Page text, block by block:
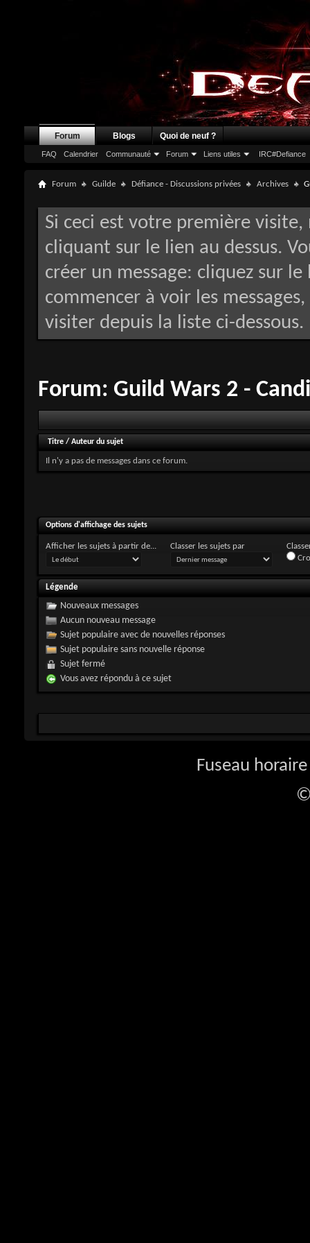
Forum
FAQ Calendrier Communauté Forum Liens utiles IRC#Defiance
Blogs Quoi de neuf ?
Forum Guilde Défiance - Discussions privées Archives
Si ceci est votre première
cliquant sur le lien au dessus.
créer un message: cliquez sur
commencer à voir les
visiter depuis la liste ci-dessous.
Forum: Guild Wars 2 -
Titre / Auteur du sujet
Il n'y a pas de messages dans ce forum.
Options d'affichage des sujets
Afficher les sujets à partir de... Classer les sujets par
Légende
Nouveaux messages
Aucun nouveau message
Sujet populaire avec de nouvelles réponses
Sujet populaire sans nouvelle réponse
Sujet fermé
Vous avez répondu à ce sujet
Fuseau